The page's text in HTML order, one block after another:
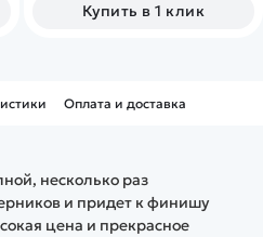
Купить в 1 клик
Оплата и доставка
несколько раз
и придет к финишу
цена и прекрасное